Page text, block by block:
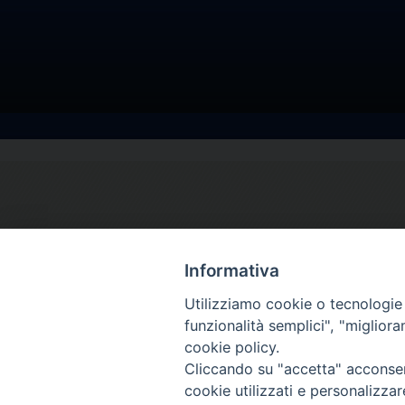
Informativa
Utilizziamo cookie o
funzionalità semplici",
cookie policy.
Cliccando su "accetta"
cookie utilizzati e